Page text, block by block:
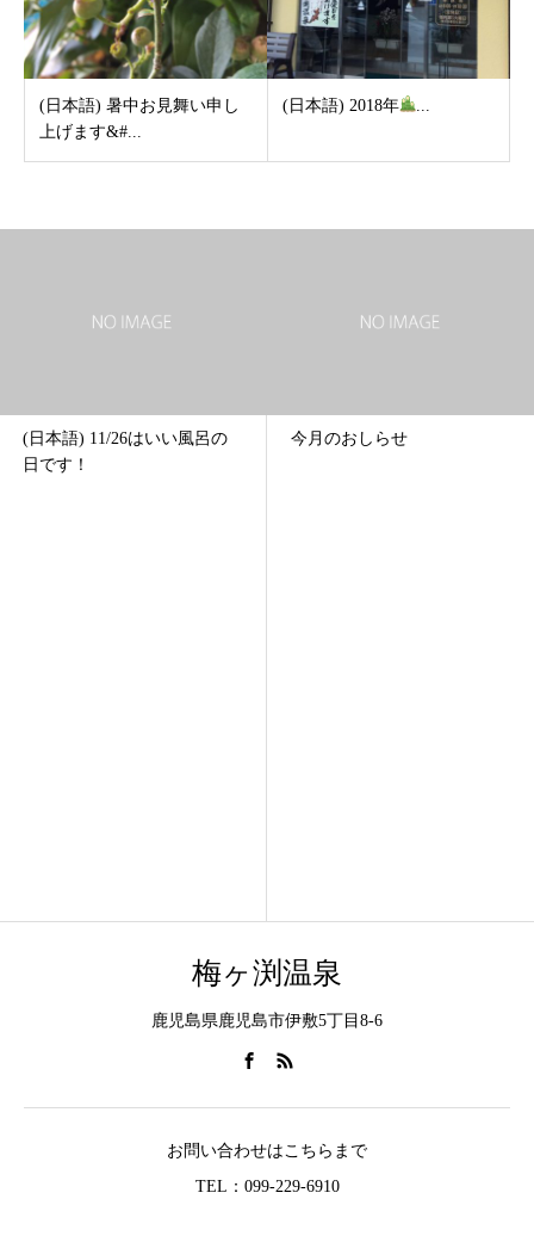
(日本語) 暑中お見舞い申し
上げます&#...
(日本語) 2018年 ...
26はいい風呂の 今月のおしらせ
梅ヶ渕温泉
鹿児島県鹿児島市伊敷5丁目8-6
お問い合わせはこちらまで
TEL：099-229-6910